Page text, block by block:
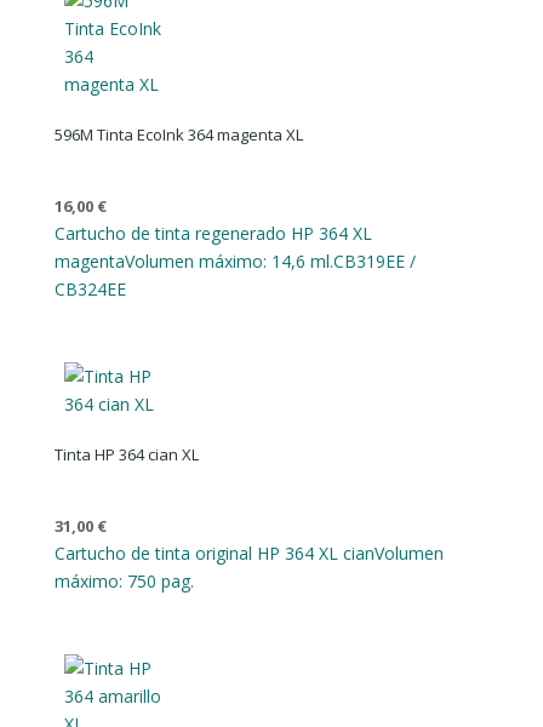
596M Tinta EcoInk 364 magenta XL
16,00 €
Cartucho de tinta regenerado HP 364 XL
magentaVolumen máximo: 14,6 ml.CB319EE /
CB324EE
Tinta HP 364 cian XL
31,00 €
Cartucho de tinta original HP 364 XL cianVolumen
máximo: 750 pag.